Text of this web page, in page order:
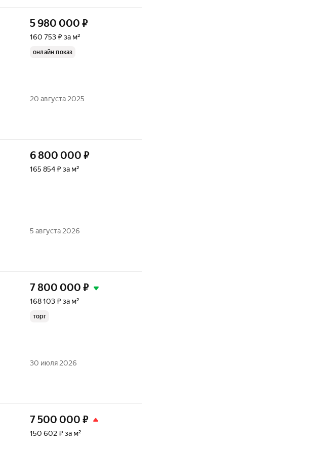
5 980 000 ₽
160 753 ₽ за м²
онлайн показ
20 августа 2025
6 800 000 ₽
165 854 ₽ за м²
5 августа 2026
7 800 000 ₽
168 103 ₽ за м²
торг
30 июля 2026
7 500 000 ₽
150 602 ₽ за м²